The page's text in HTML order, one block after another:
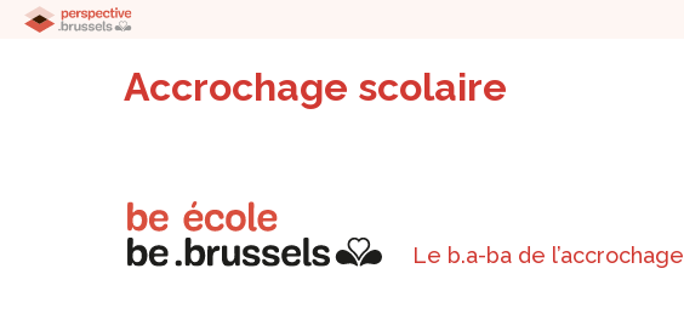
Accrochage scolaire
Le b.a-ba de l’accrochage